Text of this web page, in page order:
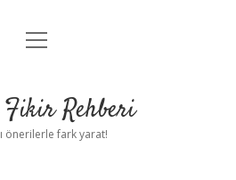
Politikası
Yasal Uyarı
menüyü
Fikir Rehberi
önerilerle fark yarat!